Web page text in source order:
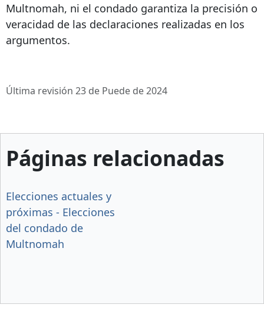
Multnomah, ni el condado garantiza la precisión o
veracidad de las declaraciones realizadas en los
argumentos.
Última revisión 23 de Puede de 2024
Páginas relacionadas
Elecciones actuales y
próximas - Elecciones
del condado de
Multnomah